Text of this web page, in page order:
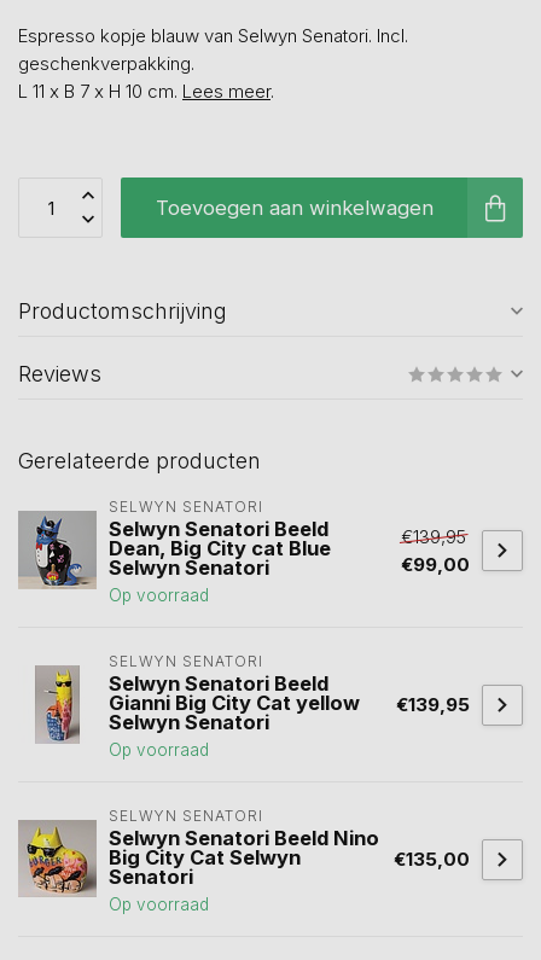
Espresso kopje blauw van Selwyn Senatori. Incl.
geschenkverpakking.
L 11 x B 7 x H 10 cm. Lees meer.
Toevoegen aan winkelwagen
Productomschrijving
Reviews
Gerelateerde producten
SELWYN SENATORI
Selwyn Senatori Beeld
Dean, Big City cat Blue
Selwyn Senatori
Op voorraad
€139,95
€99,00
SELWYN SENATORI
Selwyn Senatori Beeld
Gianni Big City Cat yellow
Selwyn Senatori
Op voorraad
€139,95
SELWYN SENATORI
Selwyn Senatori Beeld Nino
Big City Cat Selwyn
Senatori
Op voorraad
€135,00